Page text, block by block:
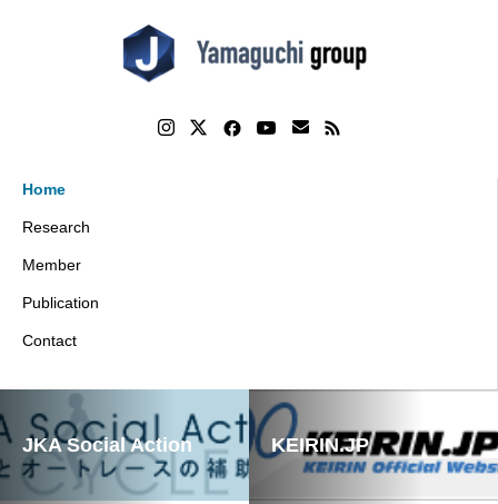
Home
Research
Member
Publication
Contact
JKA Social Action KEIRIN.JP